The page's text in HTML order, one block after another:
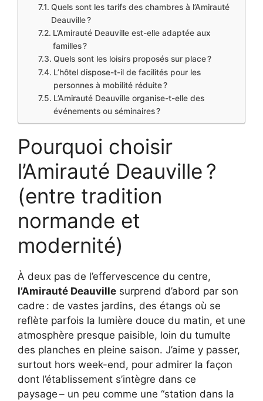
Quels sont les tarifs des chambres à l’Amirauté
Deauville ?
L’Amirauté Deauville est-elle adaptée aux
familles ?
Quels sont les loisirs proposés sur place ?
L’hôtel dispose-t-il de facilités pour les
personnes à mobilité réduite ?
L’Amirauté Deauville organise-t-elle des
événements ou séminaires ?
Pourquoi choisir
l’Amirauté Deauville ?
(entre tradition
normande et
modernité)
À deux pas de l’effervescence du centre,
l’Amirauté Deauville surprend d’abord par son
cadre : de vastes jardins, des étangs où se
reflète parfois la lumière douce du matin, et une
atmosphère presque paisible, loin du tumulte
des planches en pleine saison. J’aime y passer,
surtout hors week-end, pour admirer la façon
dont l’établissement s’intègre dans ce
paysage – un peu comme une “station dans la